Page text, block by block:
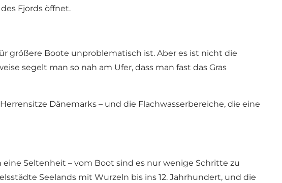
Fjords öffnet.
größere Boote unproblematisch ist. Aber es ist nicht die
segelt man so nah am Ufer, dass man fast das Gras
Dänemarks – und die Flachwasserbereiche, die eine
Seltenheit – vom Boot sind es nur wenige Schritte zu
Seelands mit Wurzeln bis ins 12. Jahrhundert, und die